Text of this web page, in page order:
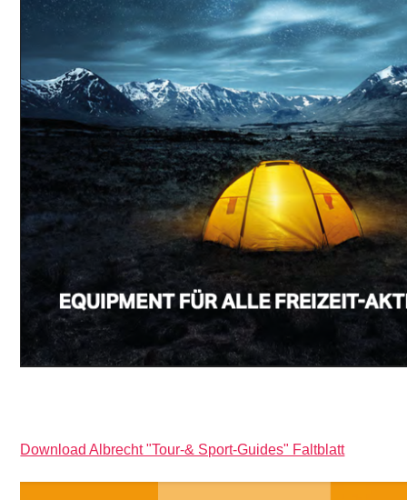
Download Albrecht "Tour-& Sport-Guides" Faltblatt